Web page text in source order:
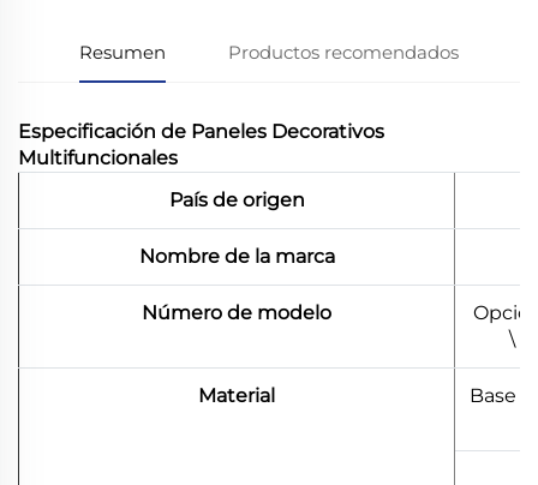
Resumen Productos recomendados
Especificación de Paneles Decorativos
Multifuncionales
País de origen
Nombre de la marca
Número de modelo
\
Material Base